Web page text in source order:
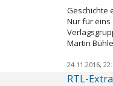
Geschichte
Nur für eins
Martin
24.11.2016,
RTL-